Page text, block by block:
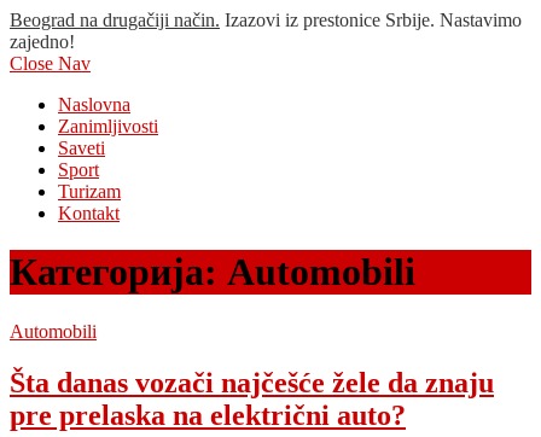
Beograd na drugačiji način. Izazovi iz prestonice Srbije. Nastavimo
zajedno!
Close Nav
Naslovna
Zanimljivosti
Saveti
Sport
Turizam
Kontakt
Категорија: Automobili
Automobili
Šta danas vozači najčešće žele da znaju
pre prelaska na električni auto?